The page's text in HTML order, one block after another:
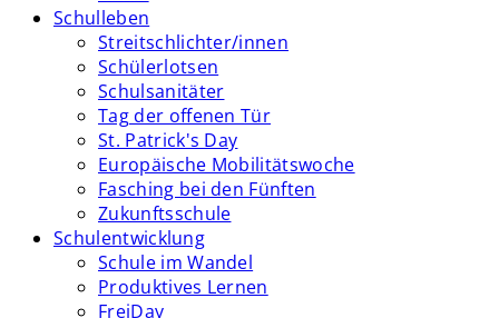
Schulleben
Streitschlichter/innen
Schülerlotsen
Schulsanitäter
Tag der offenen Tür
St. Patrick's Day
Europäische Mobilitätswoche
Fasching bei den Fünften
Zukunftsschule
Schulentwicklung
Schule im Wandel
Produktives Lernen
FreiDay